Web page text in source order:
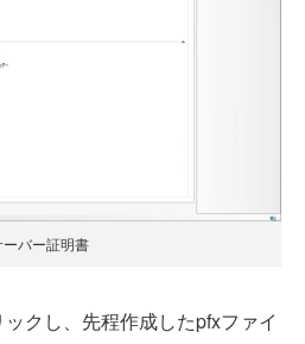
ーバー証明書
クし、先程作成したpfxファイ